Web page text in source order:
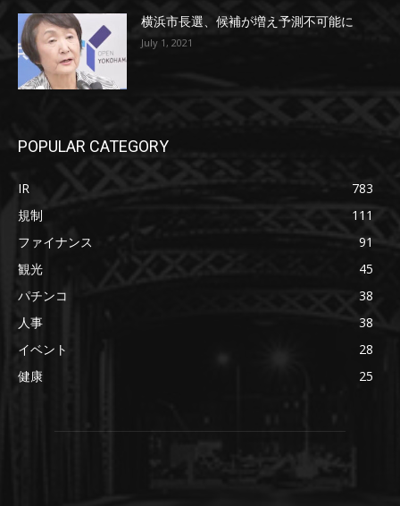
横浜市長選、候補が増え予測不可能に
July 1, 2021
POPULAR CATEGORY
IR
783
規制
111
ファイナンス
91
観光
45
パチンコ
38
人事
38
イベント
28
健康
25